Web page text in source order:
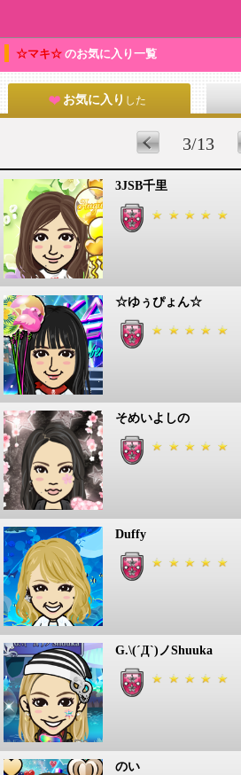
☆マキ☆ のお気に入り一覧
お気に入り した
3/13
3JSB千里
☆ゆぅぴょん☆
そめいよしの
Duffy
G.\(´Д`)ノShuuka
のい